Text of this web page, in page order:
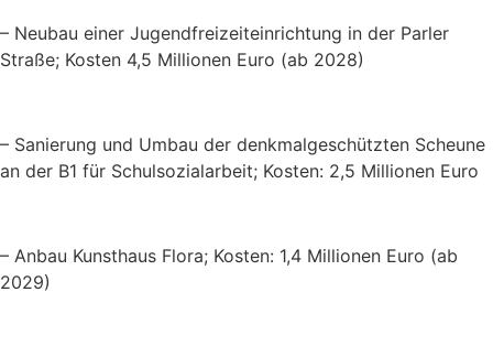
– Neubau einer Jugendfreizeiteinrichtung in der Parler
Straße; Kosten 4,5 Millionen Euro (ab 2028)
– Sanierung und Umbau der denkmalgeschützten Scheune
an der B1 für Schulsozialarbeit; Kosten: 2,5 Millionen Euro
– Anbau Kunsthaus Flora; Kosten: 1,4 Millionen Euro (ab
2029)